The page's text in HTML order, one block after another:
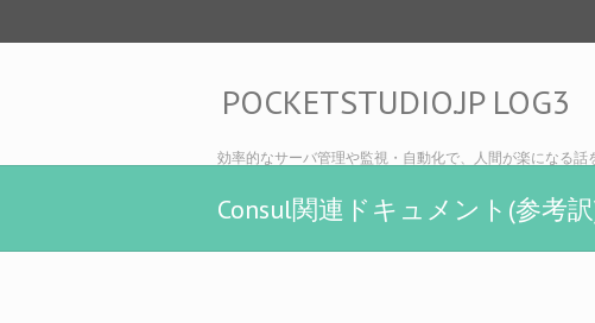
POCKETSTUDIO.JP LOG3
効率的なサーバ管理や監視・自動化で、人間が楽になる話
Consul関連ドキュメント(参考